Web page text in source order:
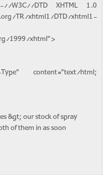
W3C//DTD XHTML 1.0
TR/xhtml1/DTD/xhtml1-
1999/xhtml">
content="text/html;
&gt; our stock of spray
of them in as soon